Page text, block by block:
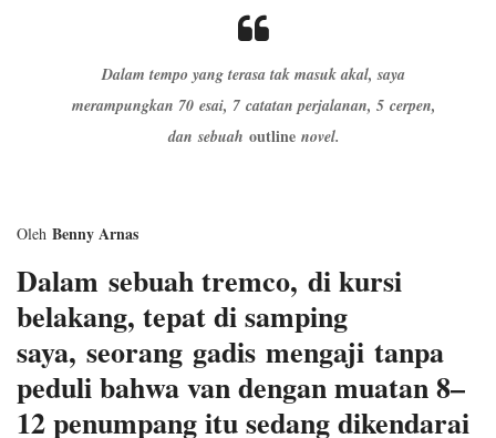
Dalam tempo yang terasa tak masuk akal, saya
merampungkan 70 esai, 7 catatan perjalanan, 5 cerpen,
dan sebuah outlinenovel.
Oleh Benny Arnas
Dalam sebuah tremco, di kursi
belakang, tepat di samping
saya, seorang gadis mengaji tanpa
peduli bahwa van dengan muatan 8–
12 penumpang itu sedang dikendarai